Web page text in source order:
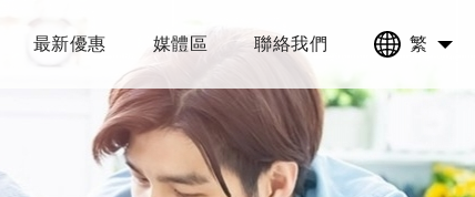
最新優惠 媒體區 聯絡我們 繁